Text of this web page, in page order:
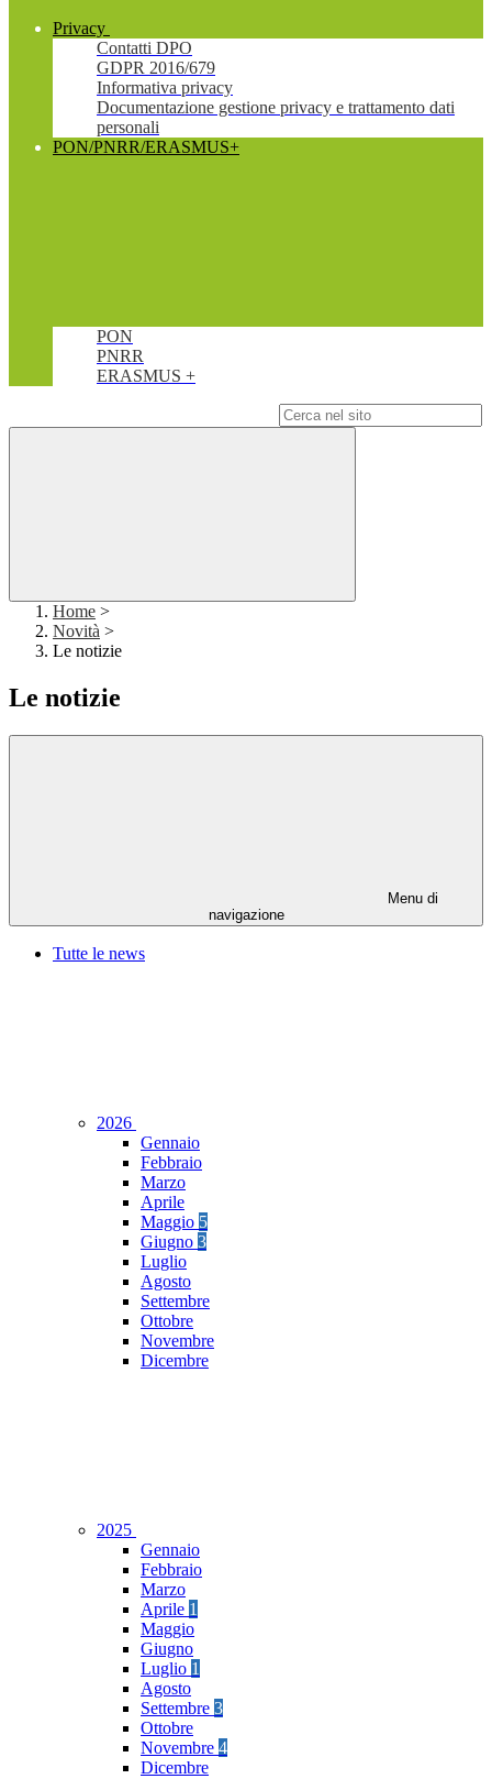
Privacy
Contatti DPO
GDPR 2016/679
Informativa privacy
Documentazione gestione privacy e trattamento dati
personali
PON/PNRR/ERASMUS+
PON
PNRR
ERASMUS +
Home >
Novità >
Le notizie
Le notizie
Menu di
navigazione
Tutte le news
2026
Gennaio
Febbraio
Marzo
Aprile
Maggio 5
Giugno 3
Luglio
Agosto
Settembre
Ottobre
Novembre
Dicembre
2025
Gennaio
Febbraio
Marzo
Aprile 1
Maggio
Giugno
Luglio 1
Agosto
Settembre 3
Ottobre
Novembre 4
Dicembre